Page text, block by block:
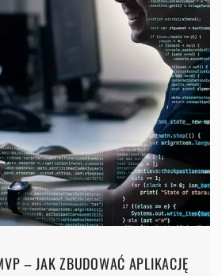
– JAK ZBUDOWAĆ APLIKACJĘ